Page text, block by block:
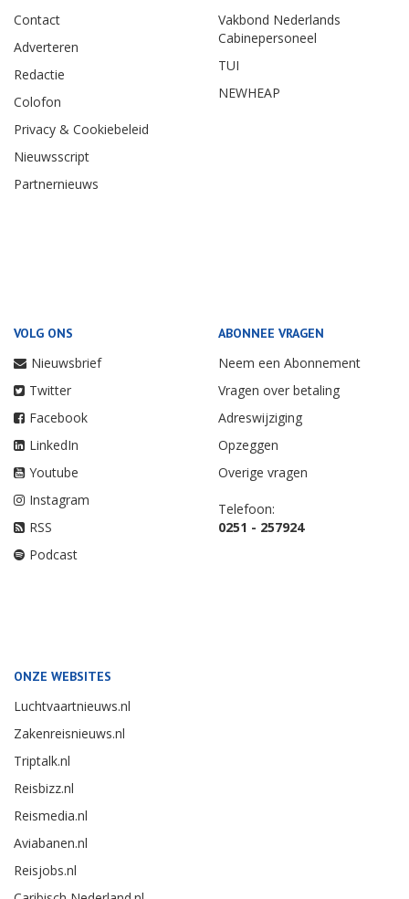
Contact
Adverteren
Redactie
Colofon
Privacy & Cookiebeleid
Nieuwsscript
Partnernieuws
Vakbond Nederlands
Cabinepersoneel
TUI
NEWHEAP
VOLG ONS
Nieuwsbrief
Twitter
Facebook
LinkedIn
Youtube
Instagram
RSS
Podcast
ABONNEE VRAGEN
Neem een Abonnement
Vragen over betaling
Adreswijziging
Opzeggen
Overige vragen
Telefoon:
0251 - 257924
ONZE WEBSITES
Luchtvaartnieuws.nl
Zakenreisnieuws.nl
Triptalk.nl
Reisbizz.nl
Reismedia.nl
Aviabanen.nl
Reisjobs.nl